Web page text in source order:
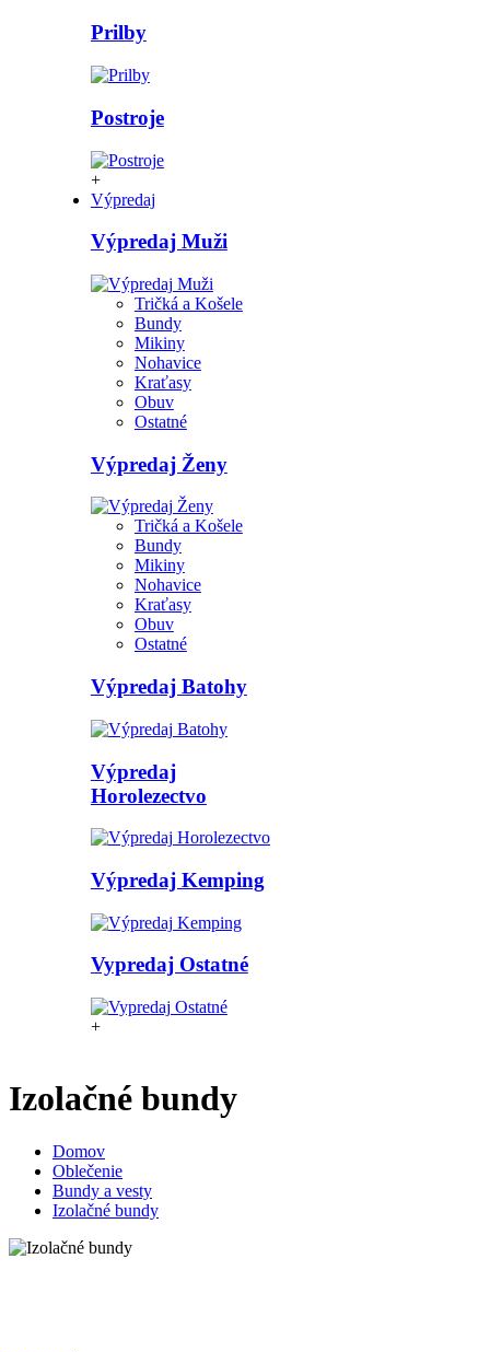
Prilby
Postroje
+
Výpredaj
Výpredaj Muži
Tričká a Košele
Bundy
Mikiny
Nohavice
Kraťasy
Obuv
Ostatné
Výpredaj Ženy
Tričká a Košele
Bundy
Mikiny
Nohavice
Kraťasy
Obuv
Ostatné
Výpredaj Batohy
Výpredaj
Horolezectvo
Výpredaj Kemping
Vypredaj Ostatné
+
Izolačné bundy
Domov
Oblečenie
Bundy a vesty
Izolačné bundy